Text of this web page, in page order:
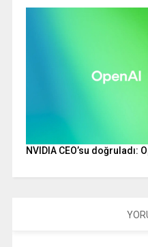
NVIDIA CEO’su doğruladı: